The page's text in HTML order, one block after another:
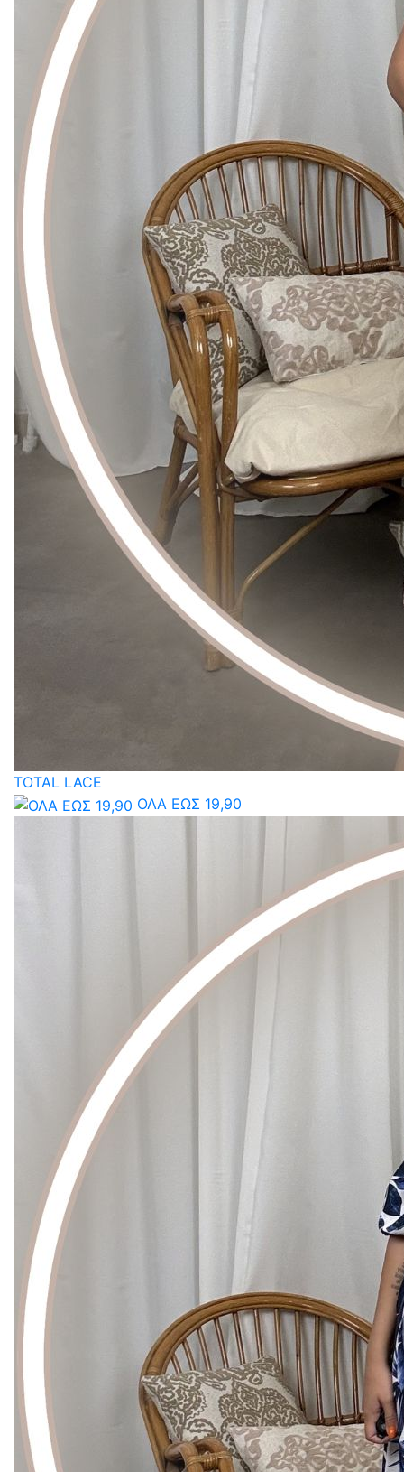
TOTAL LACE
ΟΛΑ ΕΩΣ 19,90